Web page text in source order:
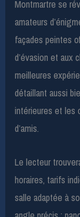
Montmartre se
amateurs
façades peintes
d’évasion et aux
meilleures
détaillant aussi
intérieures et les
d’amis.
Le lecteur
horaires, tarifs
salle adaptée à